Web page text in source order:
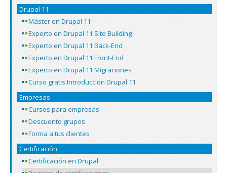
Drupal 11
Máster en Drupal 11
Experto en Drupal 11 Site Building
Experto en Drupal 11 Back-End
Experto en Drupal 11 Front-End
Experto en Drupal 11 Migraciones
Curso gratis Introducción Drupal 11
Empresas
Cursos para empresas
Descuento grupos
Forma a tus clientes
Certificación
Certificación en Drupal